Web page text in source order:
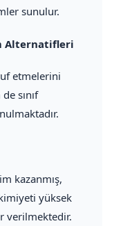
sunulur.
Alternatifleri
etmelerini
sınıf
kazanmış,
yüksek
verilmektedir.